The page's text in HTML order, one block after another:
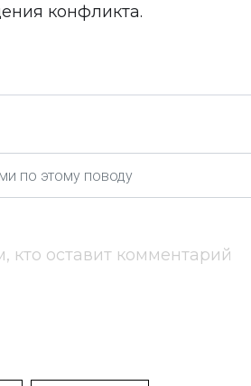
конфликта.
кто оставит комментарий